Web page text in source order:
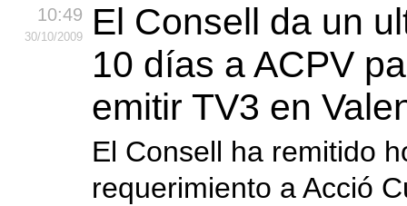
10:49
30/10/2009
El Consell da un
10 días a ACPV
emitir TV3 en
El Consell ha remitido
requerimiento a Acció